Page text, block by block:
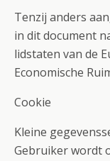
Tenzij anders
in dit document
lidstaten van de
Economische
Cookie
Kleine
Gebruiker wordt